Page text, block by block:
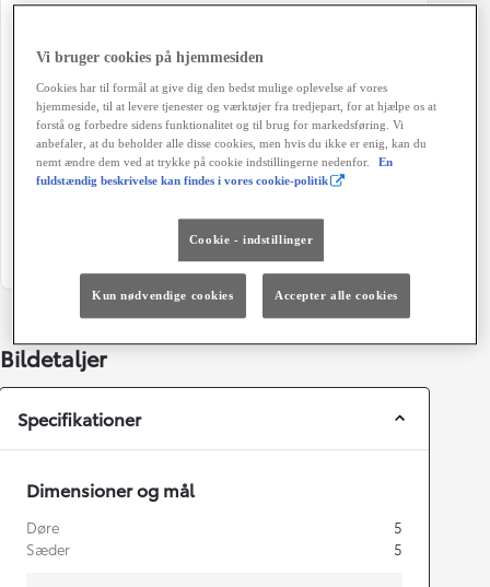
5D - B-SUV
130 HK
Co2 (blandet kørsel)
100 g/km
Geartype
Automatisk gearkasse
Døre
Farve
1G3 Ash Grey
Bildetaljer
Specifikationer
Dimensioner og mål
Døre
5
Sæder
5
Vi bruger cookies på hjemmesiden
Cookies har til formål at give dig den bedst mulige oplevelse af vores
hjemmeside, til at levere tjenester og værktøjer fra tredjepart, for at hjælpe os at
forstå og forbedre sidens funktionalitet og til brug for markedsføring. Vi
anbefaler, at du beholder alle disse cookies, men hvis du ikke er enig, kan du
nemt ændre dem ved at trykke på cookie indstillingerne nedenfor.
En
fuldstændig beskrivelse kan findes i vores cookie-politik
Cookie - indstillinger
Kun nødvendige cookies Accepter alle cookies